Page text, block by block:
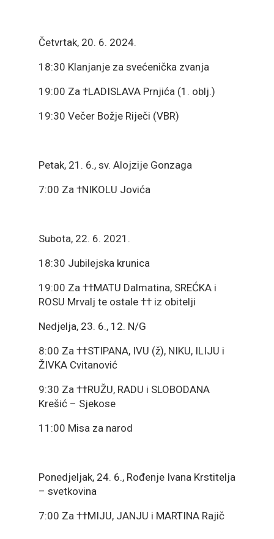
Četvrtak, 20. 6. 2024.
18:30 Klanjanje za svećenička zvanja
19:00 Za †LADISLAVA Prnjića (1. oblj.)
19:30 Večer Božje Riječi (VBR)
Petak, 21. 6., sv. Alojzije Gonzaga
7:00 Za †NIKOLU Jovića
Subota, 22. 6. 2021.
18:30 Jubilejska krunica
19:00 Za ††MATU Dalmatina, SREĆKA i
ROSU Mrvalj te ostale †† iz obitelji
Nedjelja, 23. 6., 12. N/G
8:00 Za ††STIPANA, IVU (ž), NIKU, ILIJU i
ŽIVKA Cvitanović
9:30 Za ††RUŽU, RADU i SLOBODANA
Krešić – Sjekose
11:00 Misa za narod
Ponedjeljak, 24. 6., Rođenje Ivana Krstitelja
– svetkovina
7:00 Za ††MIJU, JANJU i MARTINA Rajič